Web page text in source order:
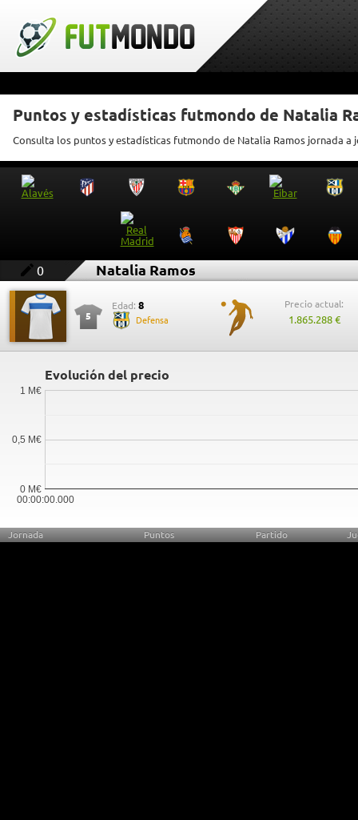
Puntos y estadísticas futmondo de Natalia
Consulta los puntos y estadísticas futmondo de Natalia Ramos jornada a
0 Natalia Ramos
5
Edad: 8
Defensa
Precio actual:
1.865.288 €
Evolución del precio
00:00:00.000
0 M€
0,5 M€
1 M€
Jornada Puntos Partido